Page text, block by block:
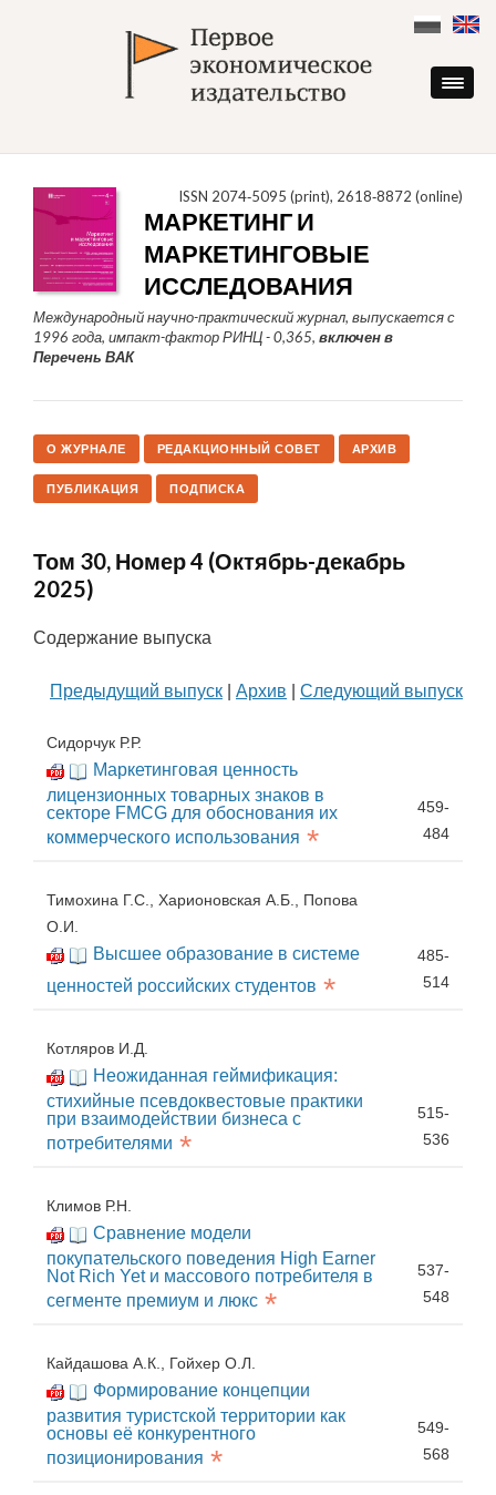
content
ISSN 2074‑5095 (print), 2618‑8872 (online)
МАРКЕТИНГ И
МАРКЕТИНГОВЫЕ
ИССЛЕДОВАНИЯ
Международный научно-практический журнал, выпускается с
1996 года, импакт-фактор РИНЦ - 0,365, включен в
Перечень ВАК
О ЖУРНАЛЕ РЕДАКЦИОННЫЙ СОВЕТ АРХИВ
ПУБЛИКАЦИЯ ПОДПИСКА
Том 30, Номер 4 (Октябрь-декабрь
2025)
Содержание выпуска
Предыдущий выпуск Архив Следующий выпуск
Сидорчук Р.Р.
Маркетинговая ценность
лицензионных товарных знаков в
секторе FMCG для обоснования их
коммерческого использования *
459-
484
Тимохина Г.С., Харионовская А.Б., Попова
О.И.
Высшее образование в системе
ценностей российских студентов *
485-
514
Котляров И.Д.
Неожиданная геймификация:
стихийные псевдоквестовые практики
при взаимодействии бизнеса с
потребителями *
515-
536
Климов Р.Н.
Сравнение модели
покупательского поведения High Earner
Not Rich Yet и массового потребителя в
сегменте премиум и люкс *
537-
548
Кайдашова А.К., Гойхер О.Л.
Формирование концепции
развития туристской территории как
основы её конкурентного
позиционирования *
549-
568